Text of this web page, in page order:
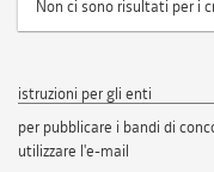
Non ci sono risultati per i
istruzioni per gli enti
per pubblicare i bandi di
utilizzare l'e-mail